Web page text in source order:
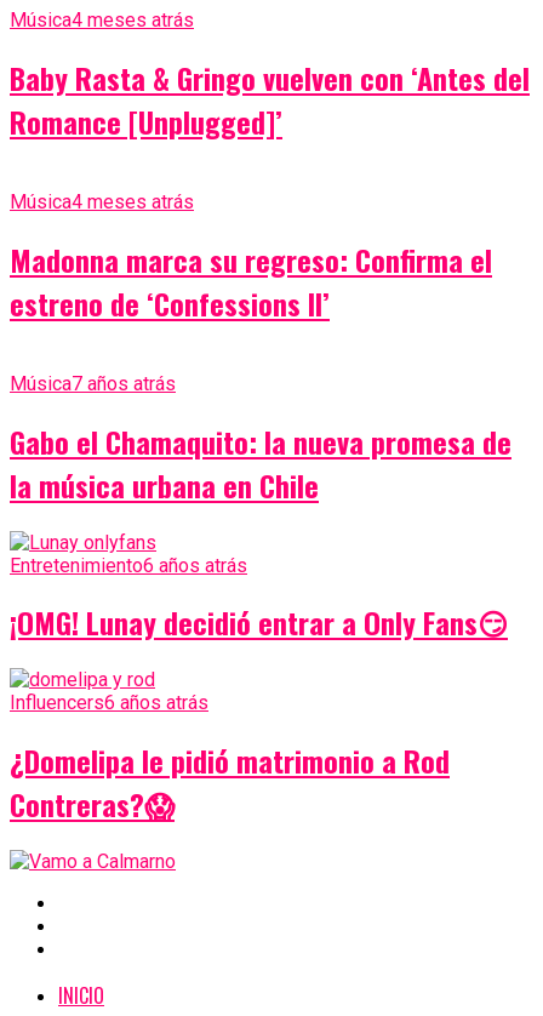
Música4 meses atrás
Baby Rasta & Gringo vuelven con ‘Antes del
Romance [Unplugged]’
Música4 meses atrás
Madonna marca su regreso: Confirma el
estreno de ‘Confessions II’
Música7 años atrás
Gabo el Chamaquito: la nueva promesa de
la música urbana en Chile
Entretenimiento6 años atrás
¡OMG! Lunay decidió entrar a Only Fans😏
Influencers6 años atrás
¿Domelipa le pidió matrimonio a Rod
Contreras?😱
INICIO